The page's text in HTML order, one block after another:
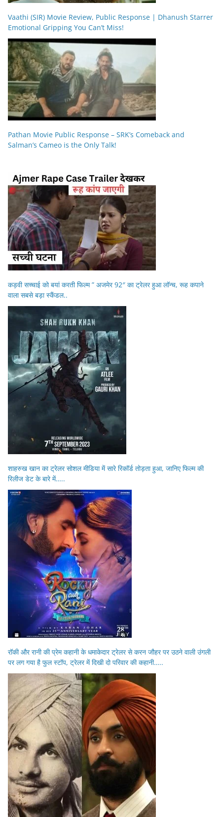
Vaathi (SIR) Movie Review, Public Response | Dhanush Starrer
Emotional Gripping You Can’t Miss!
Pathan Movie Public Response – SRK’s Comeback and
Salman’s Cameo is the Only Talk!
कड़वी सच्चाई को बयां करती फिल्म ” अजमेर 92″ का ट्रेलर हुआ लॉन्च, रूह कपाने
वाला सबसे बड़ा स्कैंडल..
शाहरुख खान का ट्रेलर सोशल मीडिया में सारे रिकॉर्ड तोड़ता हुआ, जानिए फिल्म की
रिलीज डेट के बारे में…..
रॉकी और रानी की प्रेम कहानी के धमाकेदार ट्रेलर से करन जौहर पर उठने वाली उंगली
पर लग गया है फुल स्टॉप, ट्रेलर में दिखी दो परिवार की कहानी…..